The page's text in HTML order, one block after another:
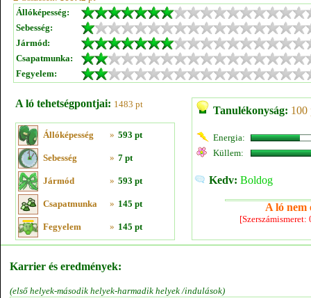
Állóképesség:
Sebesség:
Jármód:
Csapatmunka:
Fegyelem:
A ló tehetségpontjai: 1483 pt
Állóképesség » 593 pt
Sebesség » 7 pt
Jármód » 593 pt
Csapatmunka » 145 pt
Fegyelem » 145 pt
Tanulékonyság: 100
Energia:
Küllem:
Kedv: Boldog
A ló nem
Karrier és eredmények:
(első helyek-második helyek-harmadik helyek /indulások)